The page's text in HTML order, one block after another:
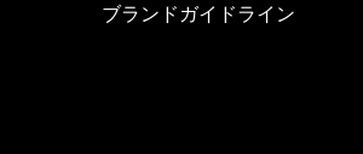
ブランドガイドライン